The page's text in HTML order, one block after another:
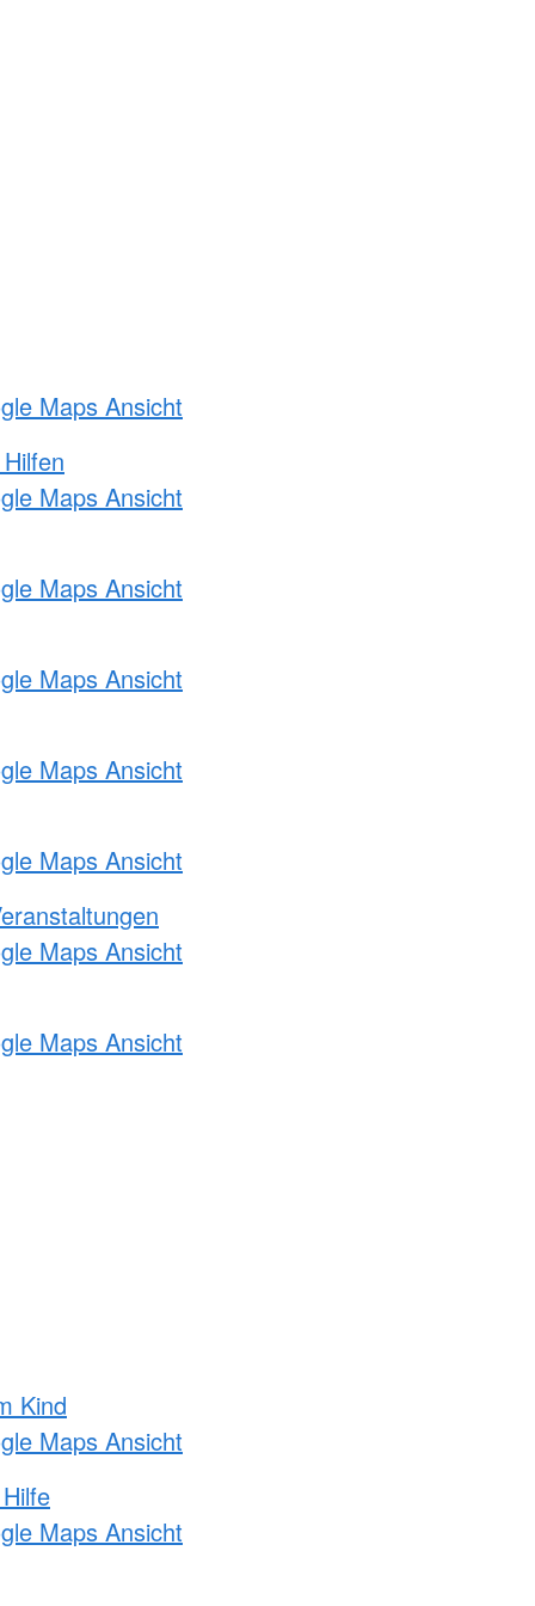
Maps Ansicht
Maps Ansicht
Maps Ansicht
Maps Ansicht
Maps Ansicht
Maps Ansicht
Maps Ansicht
Maps Ansicht
Kind
Maps Ansicht
Maps Ansicht